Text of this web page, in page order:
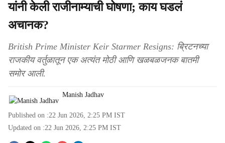
यांनी केली राजीनाम्याची घोषणा; काय घडलं
अचानक?
British Prime Minister Keir Starmer Resigns: ब्रिटनच्या
राजकीय वर्तुळातून एक अत्यंत मोठी आणि खळबळजनक बातमी
समोर आली.
Manish Jadhav
Published on :22 Jun 2026, 2:25 PM IST
Updated on :22 Jun 2026, 2:25 PM IST